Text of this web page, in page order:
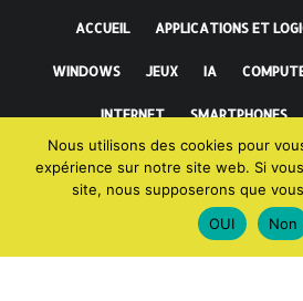
ACCUEIL APPLICATIONS ET
WINDOWS JEUX IA
INTERNET SMARTPHONES
FAITS INCROYABLES
Nous utilisons des cookies pour
expérience sur notre site web. Si
site, nous supposerons que
OUI
Non